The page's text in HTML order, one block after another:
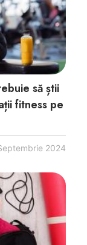
să știi
fitness pe
2024